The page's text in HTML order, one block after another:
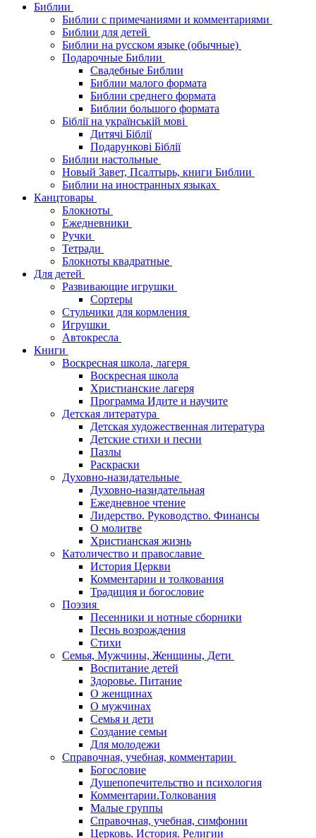
Библии
Библии с примечаниями и комментариями
Библии для детей
Библии на русском языке (обычные)
Подарочные Библии
Свадебные Библии
Библии малого формата
Библии среднего формата
Библии большого формата
Біблії на українській мові
Дитячі Біблії
Подарункові Біблії
Библии настольные
Новый Завет, Псалтырь, книги Библии
Библии на иностранных языках
Канцтовары
Блокноты
Ежедневники
Ручки
Тетради
Блокноты квадратные
Для детей
Развивающие игрушки
Сортеры
Стульчики для кормления
Игрушки
Автокресла
Книги
Воскресная школа, лагеря
Воскресная школа
Христианские лагеря
Программа Идите и научите
Детская литература
Детская художественная литература
Детские стихи и песни
Пазлы
Раскраски
Духовно-назидательные
Духовно-назидательная
Ежедневное чтение
Лидерство. Руководство. Финансы
О молитве
Христианская жизнь
Католичество и православие
История Церкви
Комментарии и толкования
Традиция и богословие
Поэзия
Песенники и нотные сборники
Песнь возрождения
Стихи
Семья, Мужчины, Женщины, Дети
Воспитание детей
Здоровье. Питание
О женщинах
О мужчинах
Семья и дети
Создание семьи
Для молодежи
Справочная, учебная, комментарии
Богословие
Душепопечительство и психология
Комментарии.Толкования
Малые группы
Справочная, учебная, симфонии
Церковь. История. Религии